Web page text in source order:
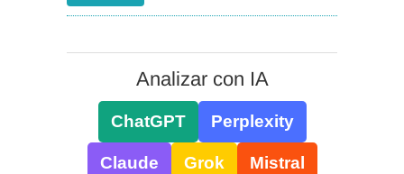
Analizar con IA
ChatGPT Perplexity
Claude Grok Mistral